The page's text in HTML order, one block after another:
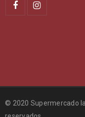
© 2020 Supermercado